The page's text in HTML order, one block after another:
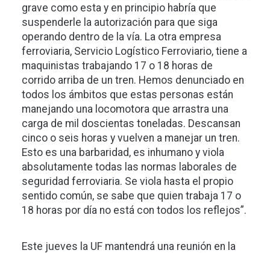
grave como esta y en principio habría que
suspenderle la autorización para que siga
operando dentro de la vía. La otra empresa
ferroviaria, Servicio Logístico Ferroviario, tiene a
maquinistas trabajando 17 o 18 horas de
corrido arriba de un tren. Hemos denunciado en
todos los ámbitos que estas personas están
manejando una locomotora que arrastra una
carga de mil doscientas toneladas. Descansan
cinco o seis horas y vuelven a manejar un tren.
Esto es una barbaridad, es inhumano y viola
absolutamente todas las normas laborales de
seguridad ferroviaria. Se viola hasta el propio
sentido común, se sabe que quien trabaja 17 o
18 horas por día no está con todos los reflejos”.
Este jueves la UF mantendrá una reunión en la